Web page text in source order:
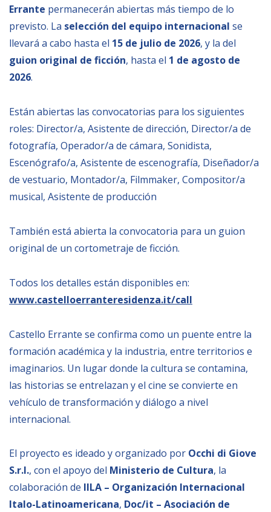
Errante permanecerán abiertas más tiempo de lo
previsto. La selección del equipo internacional se
llevará a cabo hasta el 15 de julio de 2026, y la del
guion original de ficción, hasta el 1 de agosto de
2026.
Están abiertas las convocatorias para los siguientes
roles: Director/a, Asistente de dirección, Director/a de
fotografía, Operador/a de cámara, Sonidista,
Escenógrafo/a, Asistente de escenografía, Diseñador/a
de vestuario, Montador/a, Filmmaker, Compositor/a
musical, Asistente de producción
También está abierta la convocatoria para un guion
original de un cortometraje de ficción.
Todos los detalles están disponibles en:
www.castelloerranteresidenza.it/call
Castello Errante se confirma como un puente entre la
formación académica y la industria, entre territorios e
imaginarios. Un lugar donde la cultura se contamina,
las historias se entrelazan y el cine se convierte en
vehículo de transformación y diálogo a nivel
internacional.
El proyecto es ideado y organizado por Occhi di Giove
S.r.l., con el apoyo del Ministerio de Cultura, la
colaboración de IILA – Organización Internacional
Italo-Latinoamericana, Doc/it – Asociación de